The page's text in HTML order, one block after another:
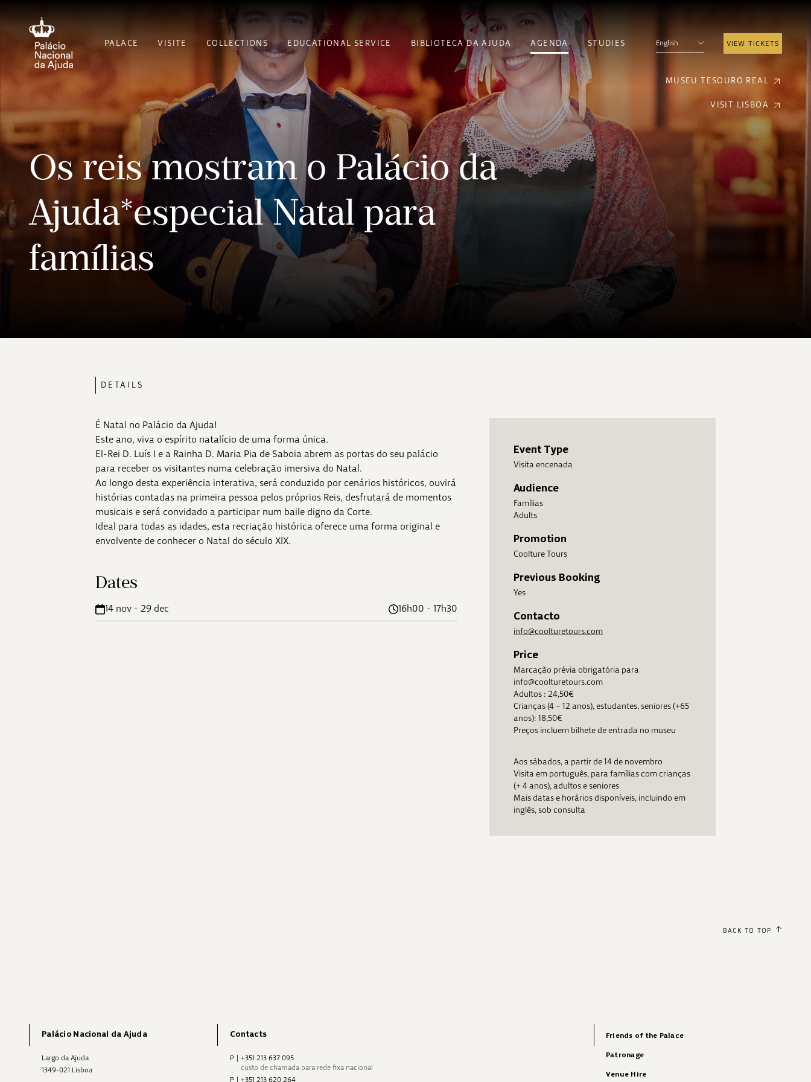
PALACE VISITE COLLECTIONS EDUCATIONAL SERVICE BIBLIOTECA DA AJUDA AGENDA STUDIES English VIEW TICKETS
MUSEU TESOURO REAL
VISIT LISBOA
Os reis mostram o Palácio da
Ajuda*especial Natal para
famílias
DETAILS
É Natal no Palácio da Ajuda!
Este ano, viva o espírito natalício de uma forma única.
El-Rei D. Luís I e a Rainha D. Maria Pia de Saboia abrem as portas do seu palácio
para receber os visitantes numa celebração imersiva do Natal.
Ao longo desta experiência interativa, será conduzido por cenários históricos, ouvirá
histórias contadas na primeira pessoa pelos próprios Reis, desfrutará de momentos
musicais e será convidado a participar num baile digno da Corte.
Ideal para todas as idades, esta recriação histórica oferece uma forma original e
envolvente de conhecer o Natal do século XIX.
Dates
14 nov - 29 dec 16h00 - 17h30
Event Type
Visita encenada
Audience
Famílias
Adults
Promotion
Coolture Tours
Previous Booking
Yes
Contacto
info@coolturetours.com
Price
Marcação prévia obrigatória para
info@coolturetours.com
Adultos : 24,50€
Crianças (4 – 12 anos), estudantes, seniores (+65
anos): 18,50€
Preços incluem bilhete de entrada no museu
Aos sábados, a partir de 14 de novembro
Visita em português, para famílias com crianças
(+ 4 anos), adultos e seniores
Mais datas e horários disponíveis, incluindo em
inglês, sob consulta
BACK TO TOP
Palácio Nacional da Ajuda
Largo da Ajuda
1349-021 Lisboa
Contacts
P
+351 213 637 095
custo de chamada para rede fixa nacional
P
+351 213 620 264
Friends of the Palace
Patronage
Venue Hire